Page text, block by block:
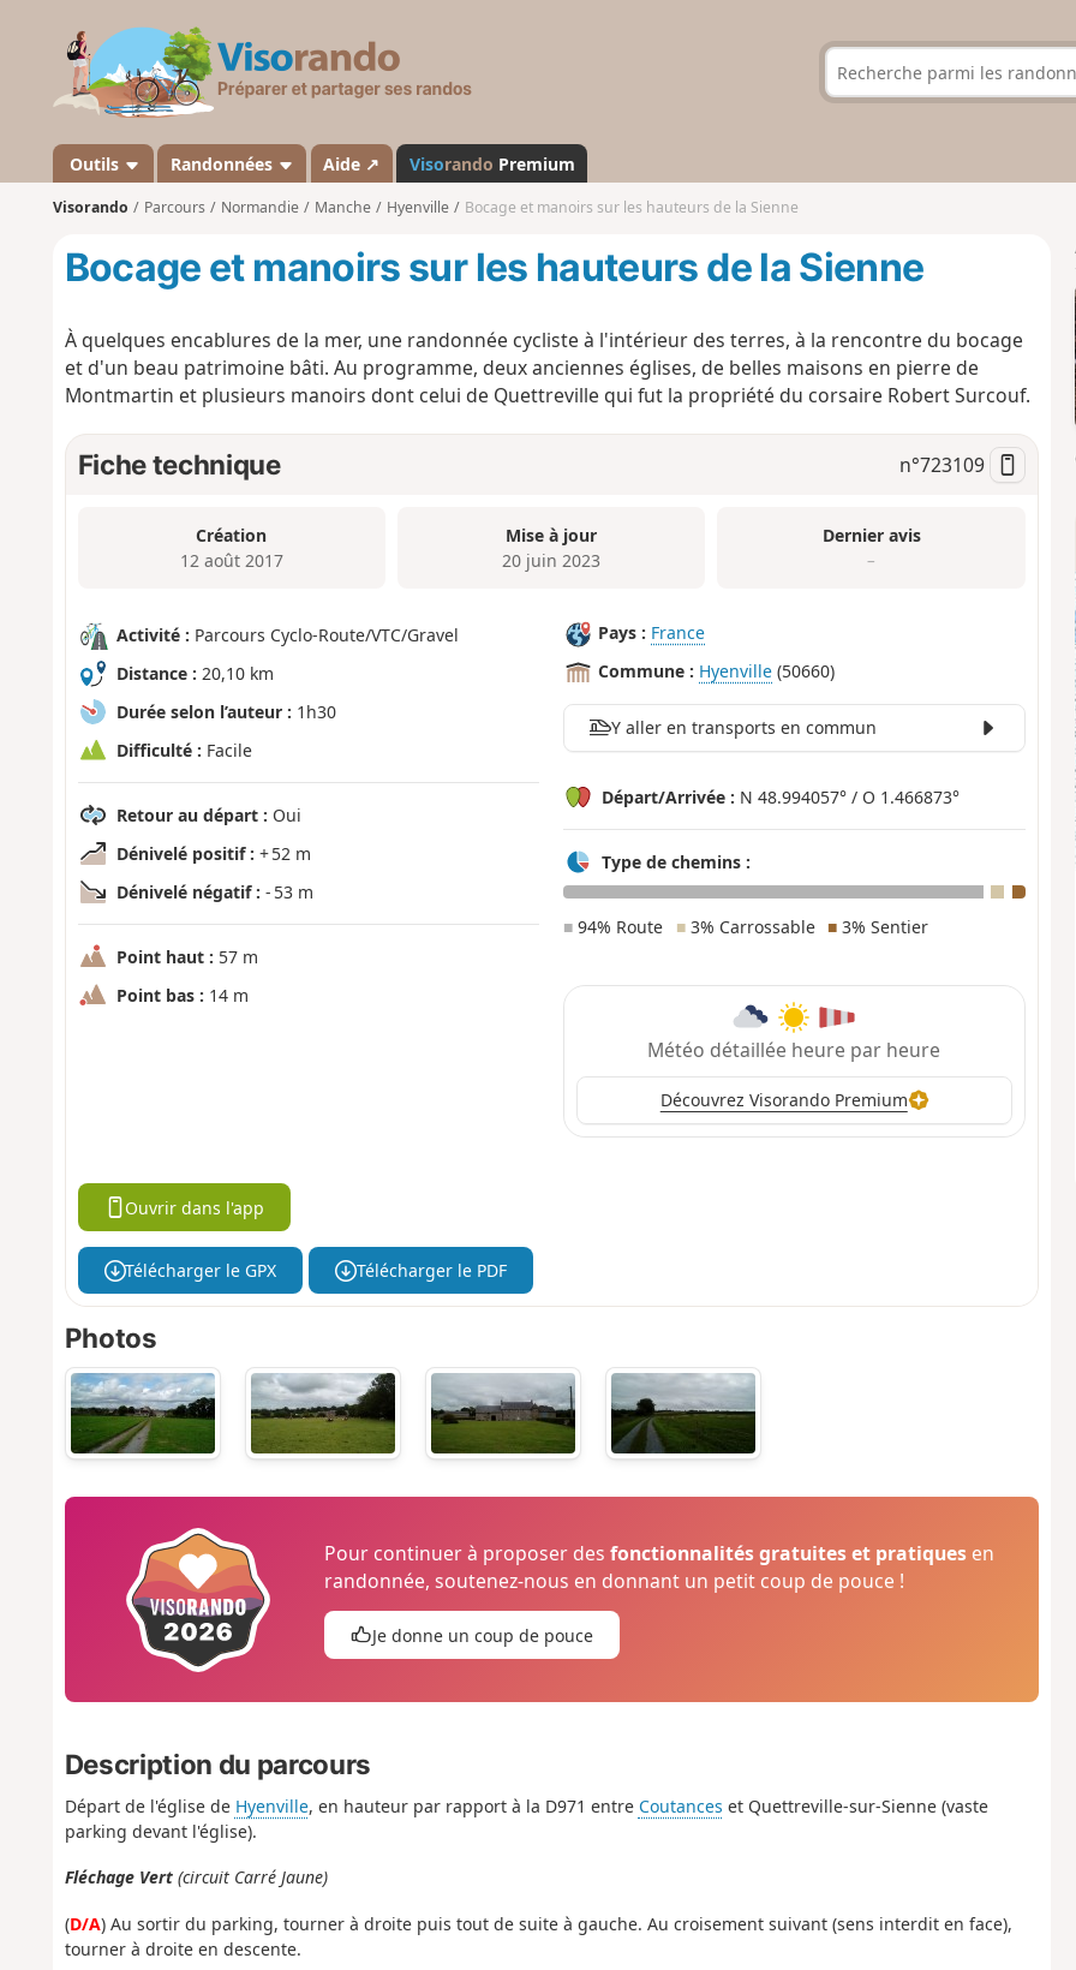
s
a
n
d
Outils Randonnées Aide ↗ Visorando Premium
Visorando Parcours Normandie Manche Hyenville Bocage et manoirs sur les hauteurs de la Sienne
Bocage et manoirs sur les hauteurs de la Sienne
À quelques encablures de la mer, une randonnée cycliste à l'intérieur des terres, à la rencontre du bocage
et d'un beau patrimoine bâti. Au programme, deux anciennes églises, de belles maisons en pierre de
Montmartin et plusieurs manoirs dont celui de Quettreville qui fut la propriété du corsaire Robert Surcouf.
Fiche technique n°723109
Création
12 août 2017
Mise à jour
20 juin 2023
Dernier avis
–
Activité : Parcours Cyclo-Route/VTC/Gravel
Distance : 20,10 km
Durée selon l’auteur : 1h30
Difficulté : Facile
Retour au départ : Oui
Dénivelé positif : + 52 m
Dénivelé négatif : - 53 m
Point haut : 57 m
Point bas : 14 m
Pays : France
Commune : Hyenville (50660)
Y aller en transports en commun
Départ/Arrivée : N 48.994057° / O 1.466873°
Type de chemins :
■ 94% Route ■3% Carrossable ■3% Sentier
Météo détaillée heure par heure
Découvrez Visorando Premium
Ouvrir dans l'app
Télécharger le GPX Télécharger le PDF
Photos
Pour continuer à proposer desfonctionnalités gratuites et pratiques en
randonnée, soutenez-nous en donnant un petit coup de pouce !
Je donne un coup de pouce
Description du parcours
Départ de l'église de Hyenville, en hauteur par rapport à la D971 entre Coutances et Quettreville-sur-Sienne (vaste
parking devant l'église).
Fléchage Vert(circuit Carré Jaune)
(D/A) Au sortir du parking, tourner à droite puis tout de suite à gauche. Au croisement suivant (sens interdit en face),
tourner à droite en descente.